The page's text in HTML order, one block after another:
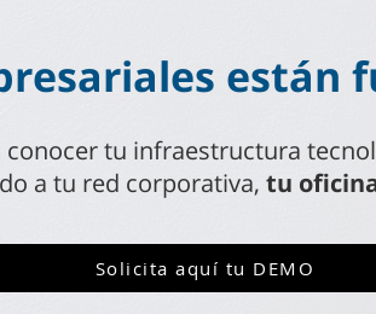
están
conocer tu infraestructura
a tu red corporativa, tu
Solicita aquí tu DEMO